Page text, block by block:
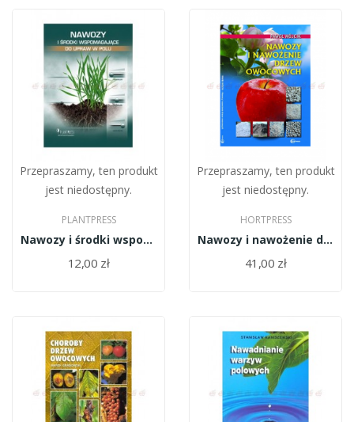
Przepraszamy, ten produkt
jest niedostępny.
PLANTPRESS
Nawozy i środki wspomagające do upraw w polu
12,00 zł
Przepraszamy, ten produkt
jest niedostępny.
HORTPRESS
Nawozy i nawożenie drzew owocowych
41,00 zł